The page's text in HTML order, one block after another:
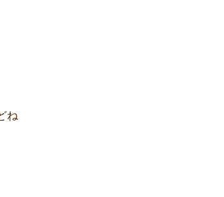
ね